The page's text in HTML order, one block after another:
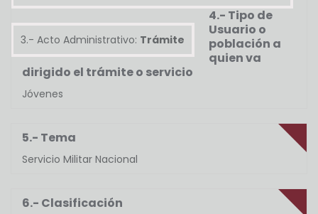
3.- Acto Administrativo: Trámite
4.- Tipo de
Usuario o
población a
quien va
dirigido el trámite o servicio
Jóvenes
5.- Tema
Servicio Militar Nacional
6.- Clasificación